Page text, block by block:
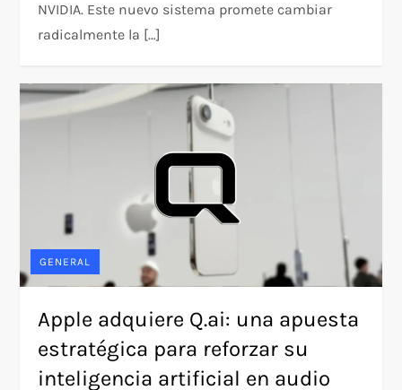
NVIDIA. Este nuevo sistema promete cambiar
radicalmente la […]
GENERAL
Apple adquiere Q.ai: una apuesta
estratégica para reforzar su
inteligencia artificial en audio